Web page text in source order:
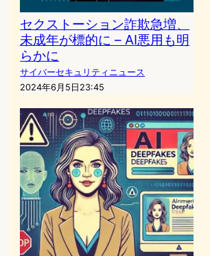
セクストーション詐欺急増、
未成年が標的に – AI悪用も明
らかに
サイバーセキュリティニュース
2024年6月5日23:45